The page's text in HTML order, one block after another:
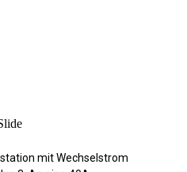
mit Wechselstrom